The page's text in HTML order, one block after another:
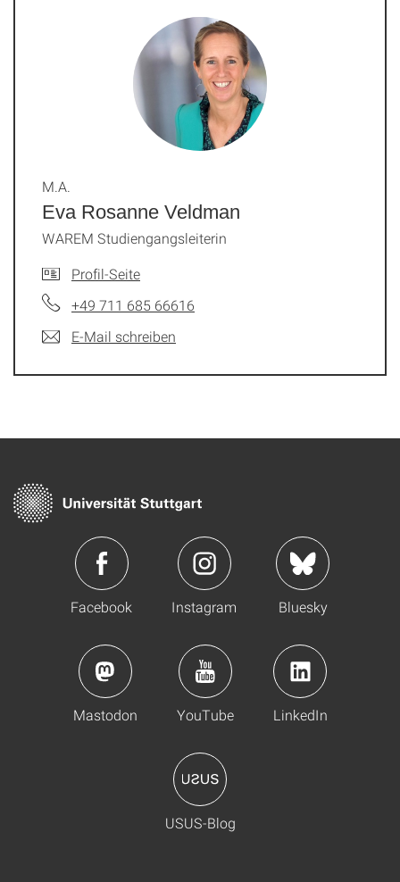
Eva Rosanne Veldman
M.A.
WAREM Studiengangsleiterin
Profil-Seite
+49 711 685 66616
E-Mail schreiben
Facebook Instagram Bluesky
Mastodon YouTube LinkedIn
USUS-Blog